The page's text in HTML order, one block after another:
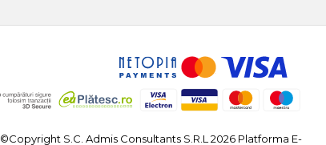
©Copyright S.C. Admis Consultants S.R.L 2026 Platforma E-